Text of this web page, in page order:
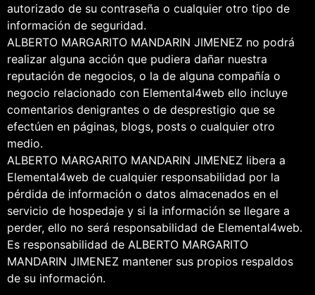
autorizado de su contraseña o cualquier otro tipo de
información de seguridad.
ALBERTO MARGARITO MANDARIN JIMENEZ no podrá
realizar alguna acción que pudiera dañar nuestra
reputación de negocios, o la de alguna compañía o
negocio relacionado con Elemental4web ello incluye
comentarios denigrantes o de desprestigio que se
efectúen en páginas, blogs, posts o cualquier otro
medio.
ALBERTO MARGARITO MANDARIN JIMENEZ libera a
Elemental4web de cualquier responsabilidad por la
pérdida de información o datos almacenados en el
servicio de hospedaje y si la información se llegare a
perder, ello no será responsabilidad de Elemental4web.
Es responsabilidad de ALBERTO MARGARITO
MANDARIN JIMENEZ mantener sus propios respaldos
de su información.